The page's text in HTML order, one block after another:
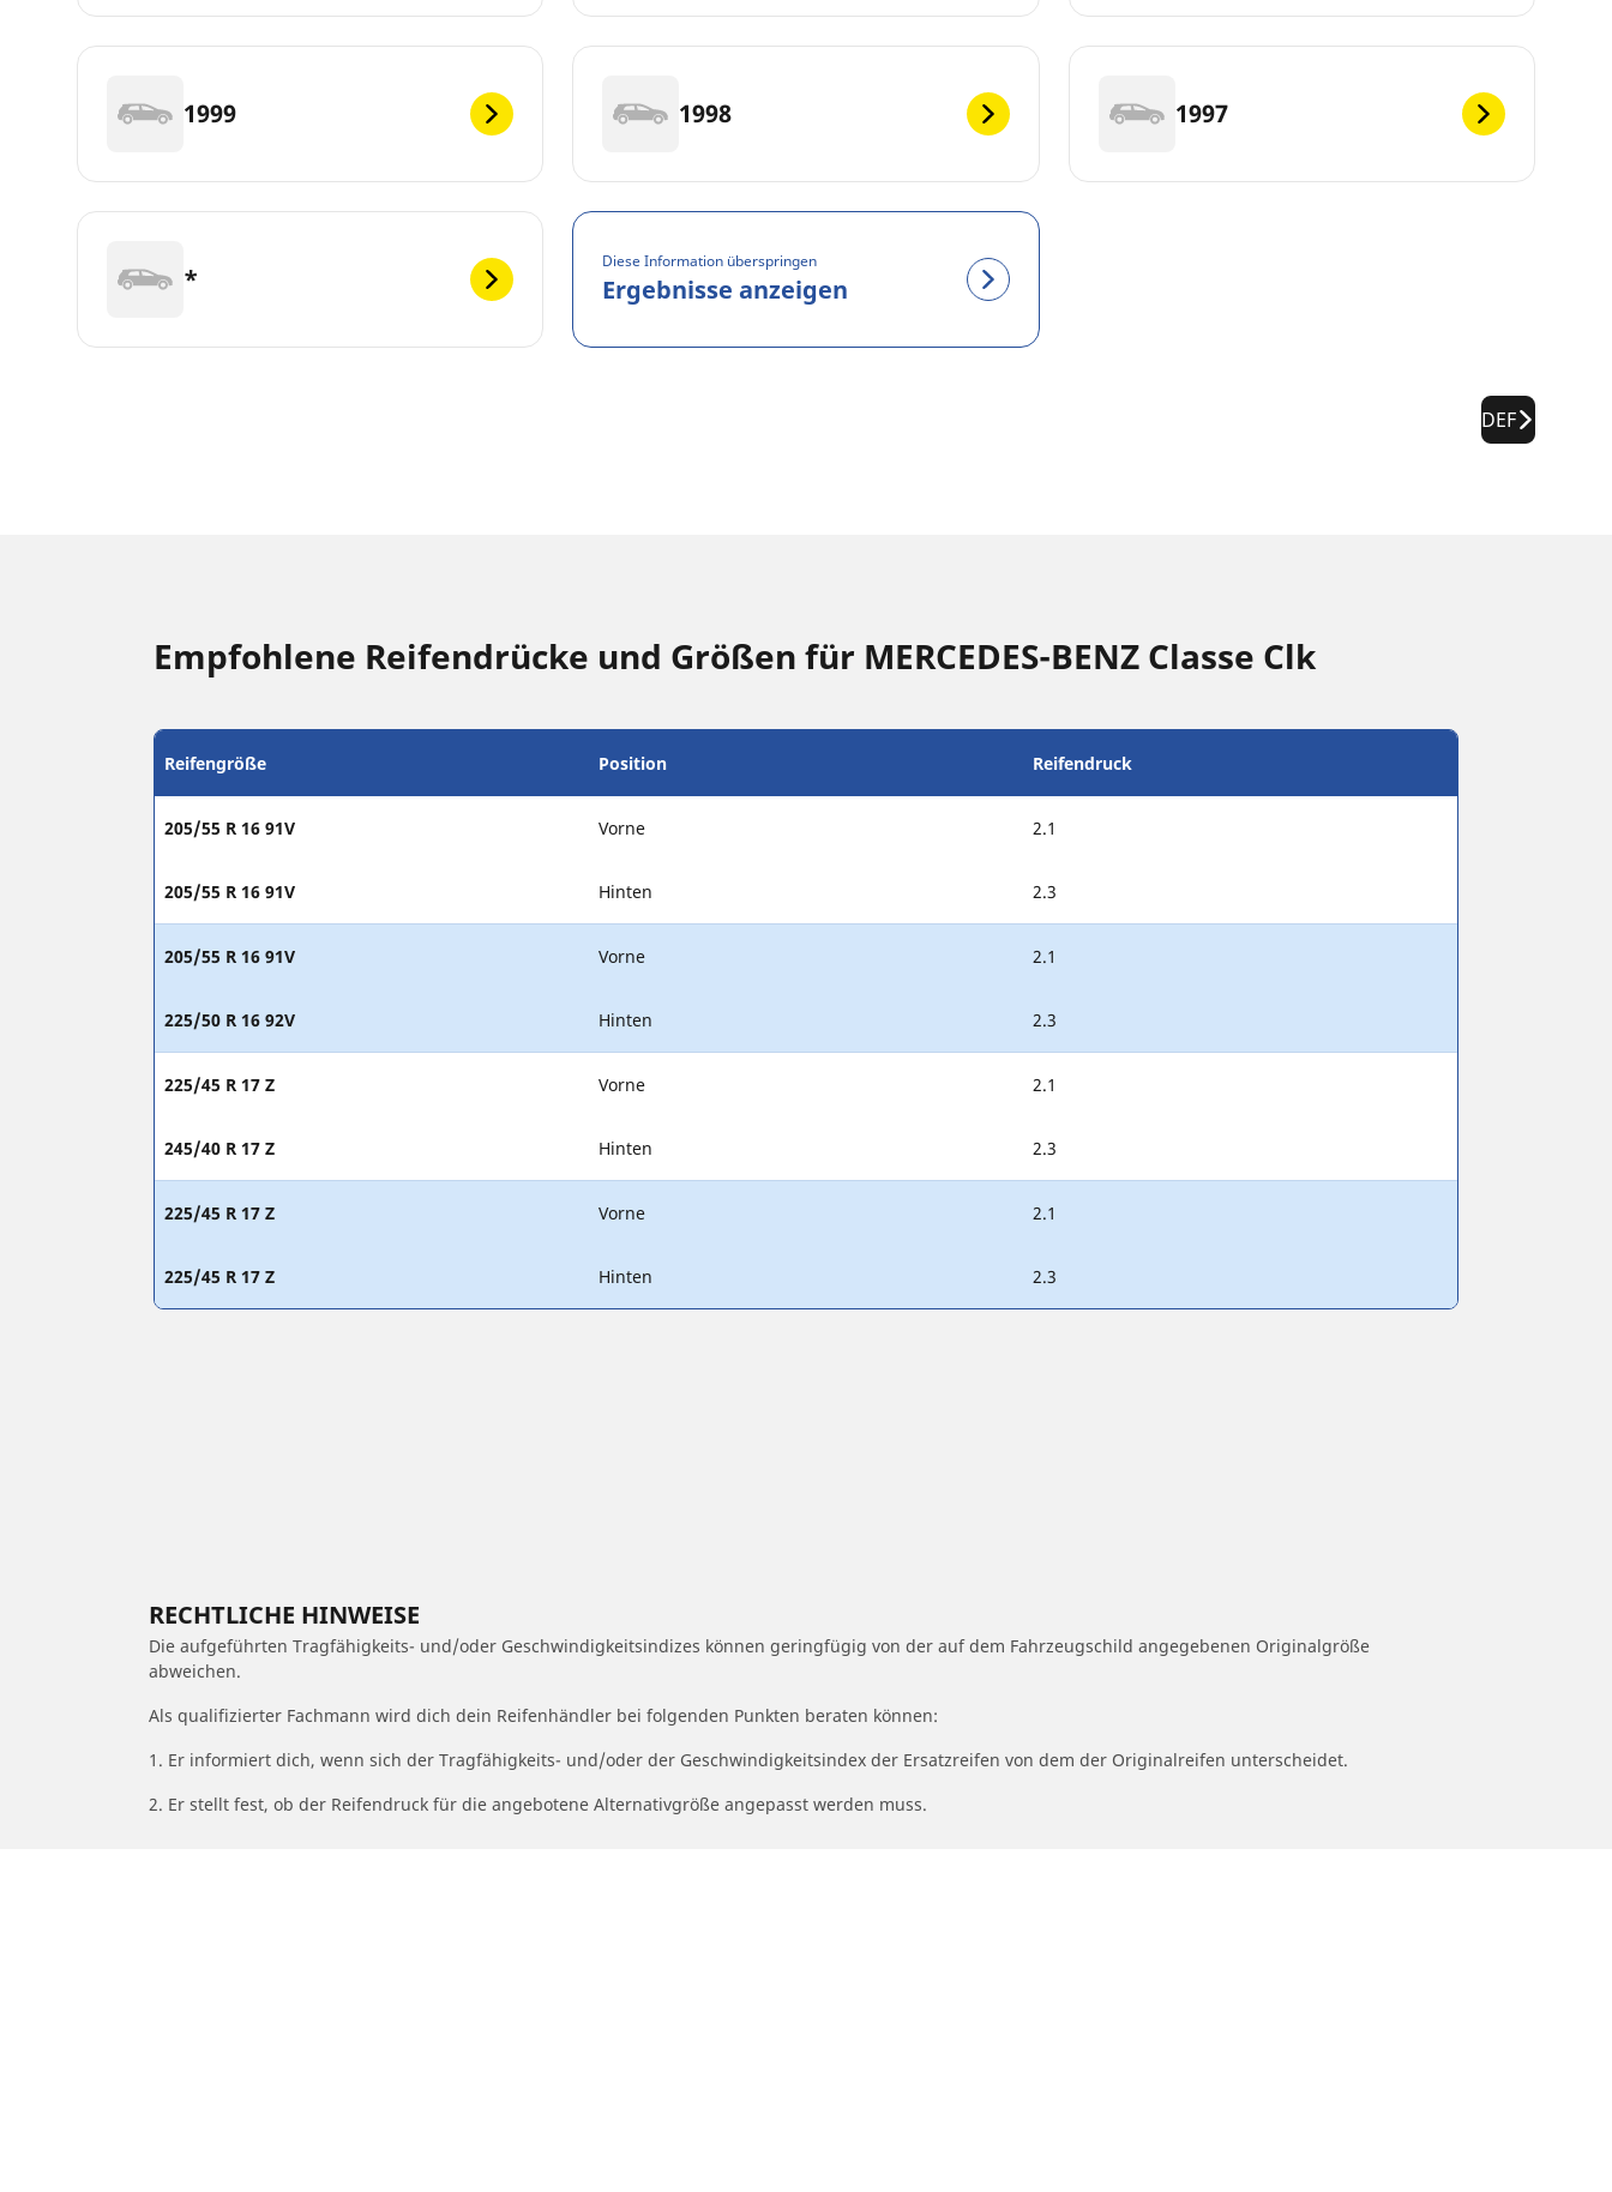
1999 1998 1997
*
Diese Information überspringen
Ergebnisse anzeigen
DEF
Empfohlene Reifendrücke und Größen für MERCEDES-BENZ Classe Clk
Reifengröße Position Reifendruck
205/55 R 16 91V Vorne 2.1
205/55 R 16 91V Hinten 2.3
205/55 R 16 91V Vorne 2.1
225/50 R 16 92V Hinten 2.3
225/45 R 17 Z Vorne 2.1
245/40 R 17 Z Hinten 2.3
225/45 R 17 Z Vorne 2.1
225/45 R 17 Z Hinten 2.3
RECHTLICHE HINWEISE
Die aufgeführten Tragfähigkeits- und/oder Geschwindigkeitsindizes können geringfügig von der auf dem Fahrzeugschild angegebenen Originalgröße
abweichen.
Als qualifizierter Fachmann wird dich dein Reifenhändler bei folgenden Punkten beraten können:
1. Er informiert dich, wenn sich der Tragfähigkeits- und/oder der Geschwindigkeitsindex der Ersatzreifen von dem der Originalreifen unterscheidet.
2. Er stellt fest, ob der Reifendruck für die angebotene Alternativgröße angepasst werden muss.